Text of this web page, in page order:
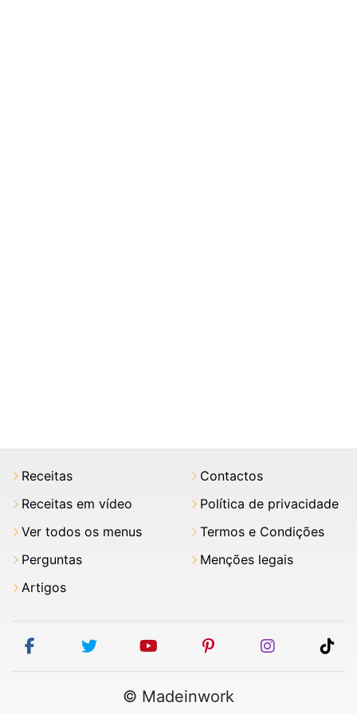
Receitas
Receitas em vídeo
Ver todos os menus
Perguntas
Artigos
Contactos
Política de privacidade
Termos e Condições
Menções legais
facebooktwitter youtubepinterestinstagram
© Madeinwork